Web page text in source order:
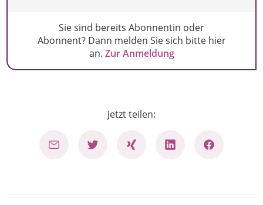
Sie sind bereits Abonnentin oder
Abonnent? Dann melden Sie sich bitte hier
an. Zur Anmeldung
Jetzt teilen: